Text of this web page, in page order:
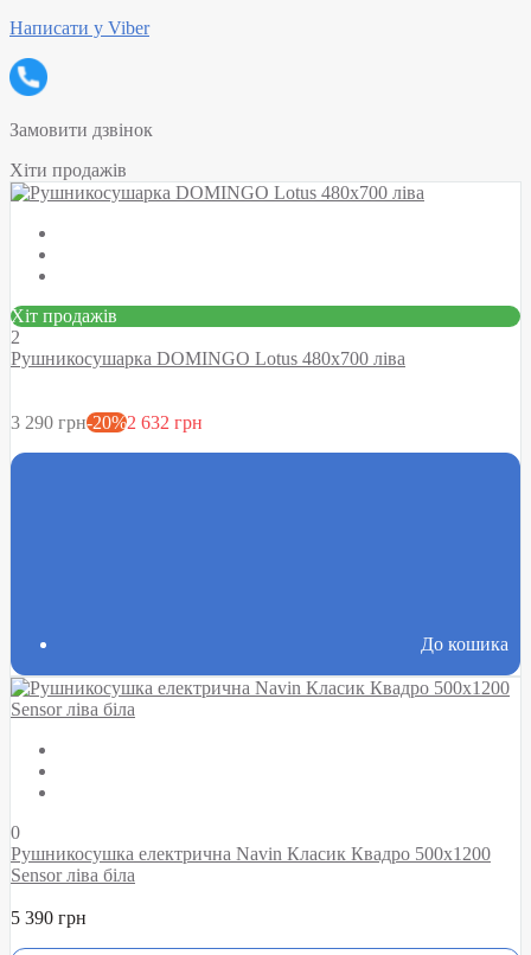
Написати у Viber
Замовити дзвінок
Хіти продажів
Хіт продажів
2
Рушникосушарка DOMINGO Lotus 480х700 ліва
3 290 грн-20%2 632 грн
До кошика
0
Рушникосушка електрична Navin Класик Квадро 500х1200
Sensor ліва біла
5 390 грн